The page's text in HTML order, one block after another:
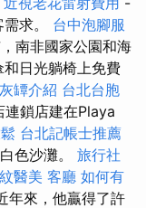
求。 台中泡腳服
南非國家公園和海
日光躺椅上免費
罈介紹 台北台胞
連鎖店建在Playa
台北記帳士推薦
色沙灘。 旅行社
醫美 客廳 如何有
年來，他贏得了許